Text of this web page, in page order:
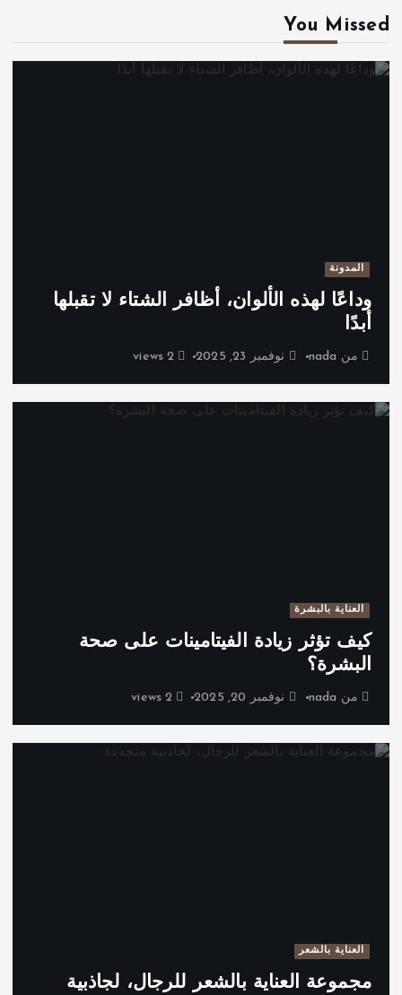
You Missed
المدونة
وداعًا لهذه الألوان، أظافر الشتاء لا تقبلها
أبدًا
من nada نوفمبر 23, 2025 2 views
العناية بالبشرة
كيف تؤثر زيادة الفيتامينات على صحة
البشرة؟
من nada نوفمبر 20, 2025 2 views
العناية بالشعر
مجموعة العناية بالشعر للرجال، لجاذبية